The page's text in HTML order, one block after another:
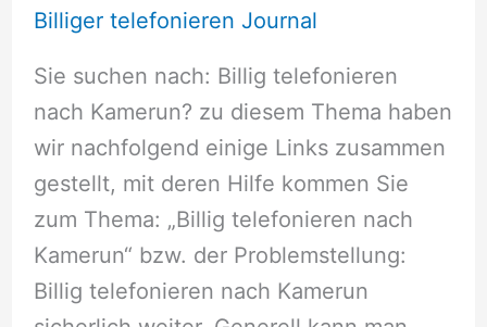
Billiger telefonieren Journal
Sie suchen nach: Billig telefonieren
nach Kamerun? zu diesem Thema haben
wir nachfolgend einige Links zusammen
gestellt, mit deren Hilfe kommen Sie
zum Thema: „Billig telefonieren nach
Kamerun“ bzw. der Problemstellung:
Billig telefonieren nach Kamerun